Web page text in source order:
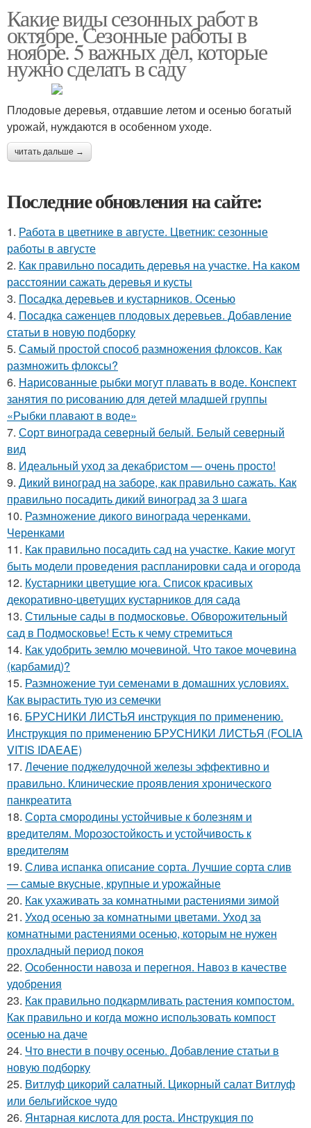
Какие виды сезонных работ в
октябре. Сезонные работы в
ноябре. 5 важных дел, которые
нужно сделать в саду
Плодовые деревья, отдавшие летом и осенью богатый
урожай, нуждаются в особенном уходе.
читать дальше →
Последние обновления на сайте:
1. Работа в цветнике в августе. Цветник: сезонные
работы в августе
2. Как правильно посадить деревья на участке. На каком
расстоянии сажать деревья и кусты
3. Посадка деревьев и кустарников. Осенью
4. Посадка саженцев плодовых деревьев. Добавление
статьи в новую подборку
5. Самый простой способ размножения флоксов. Как
размножить флоксы?
6. Нарисованные рыбки могут плавать в воде. Конспект
занятия по рисованию для детей младшей группы
«Рыбки плавают в воде»
7. Сорт винограда северный белый. Белый северный
вид
8. Идеальный уход за декабристом — очень просто!
9. Дикий виноград на заборе, как правильно сажать. Как
правильно посадить дикий виноград за 3 шага
10. Размножение дикого винограда черенками.
Черенками
11. Как правильно посадить сад на участке. Какие могут
быть модели проведения распланировки сада и огорода
12. Кустарники цветущие юга. Список красивых
декоративно-цветущих кустарников для сада
13. Стильные сады в подмосковье. Обворожительный
сад в Подмосковье! Есть к чему стремиться
14. Как удобрить землю мочевиной. Что такое мочевина
(карбамид)?
15. Размножение туи семенами в домашних условиях.
Как вырастить тую из семечки
16. БРУСНИКИ ЛИСТЬЯ инструкция по применению.
Инструкция по применению БРУСНИКИ ЛИСТЬЯ (FOLIA
VITIS IDAEAE)
17. Лечение поджелудочной железы эффективно и
правильно. Клинические проявления хронического
панкреатита
18. Сорта смородины устойчивые к болезням и
вредителям. Морозостойкость и устойчивость к
вредителям
19. Слива испанка описание сорта. Лучшие сорта слив
— самые вкусные, крупные и урожайные
20. Как ухаживать за комнатными растениями зимой
21. Уход осенью за комнатными цветами. Уход за
комнатными растениями осенью, которым не нужен
прохладный период покоя
22. Особенности навоза и перегноя. Навоз в качестве
удобрения
23. Как правильно подкармливать растения компостом.
Как правильно и когда можно использовать компост
осенью на даче
24. Что внести в почву осенью. Добавление статьи в
новую подборку
25. Витлуф цикорий салатный. Цикорный салат Витлуф
или бельгийское чудо
26. Янтарная кислота для роста. Инструкция по